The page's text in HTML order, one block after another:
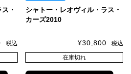
・
税込
シャトー・レオヴィル・ラス・
カーズ2010
¥30,800 税込
在庫切れ